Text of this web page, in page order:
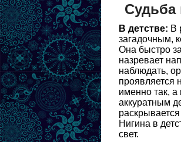
Судьба
В детстве: В
загадочным,
Она быстро
назревает
наблюдать,
проявляется
именно так,
аккуратным
Нигина в
свет.